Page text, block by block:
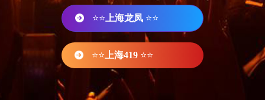
⭐⭐ 上海龙凤 ⭐⭐
⭐⭐ 上海419 ⭐⭐